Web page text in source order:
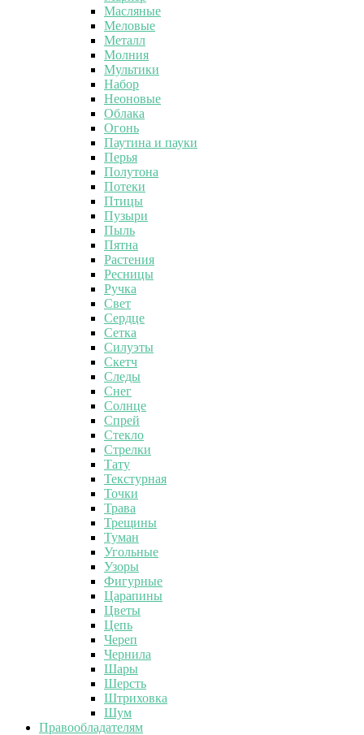
Масляные
Меловые
Металл
Молния
Мультики
Набор
Неоновые
Облака
Огонь
Паутина и пауки
Перья
Полутона
Потеки
Птицы
Пузыри
Пыль
Пятна
Растения
Ресницы
Ручка
Свет
Сердце
Сетка
Силуэты
Скетч
Следы
Снег
Солнце
Спрей
Стекло
Стрелки
Тату
Текстурная
Точки
Трава
Трещины
Туман
Угольные
Узоры
Фигурные
Царапины
Цветы
Цепь
Череп
Чернила
Шары
Шерсть
Штриховка
Шум
Правообладателям